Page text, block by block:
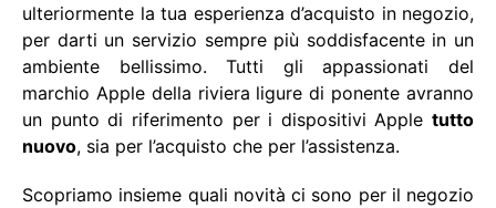
ulteriormente la tua esperienza d’acquisto in negozio,
per darti un servizio sempre più soddisfacente in un
ambiente bellissimo. Tutti gli appassionati del
marchio Apple della riviera ligure di ponente avranno
un punto di riferimento per i dispositivi Apple tutto
nuovo, sia per l’acquisto che per l’assistenza.
Scopriamo insieme quali novità ci sono per il negozio